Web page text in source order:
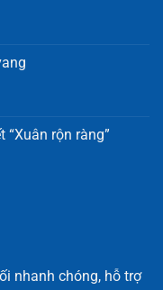
rộn ràng”
nhanh chóng, hỗ trợ